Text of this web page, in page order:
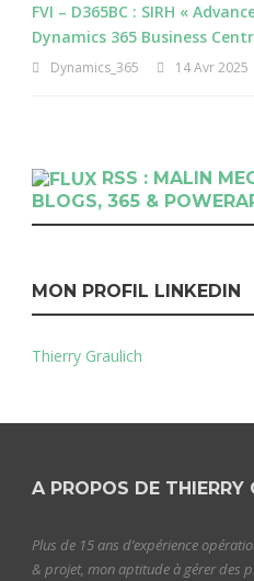
FVI – D365BC : SIRH «
Dynamics 365 Business
Dynamics_365 14 Avr 2025
RSS : MALIN
BLOGS, 365 &
MON PROFIL LINKEDIN
Thierry Graulich
A PROPOS DE THIERRY
Plus de 15 ans d’expérience
& projet, mon aptitude à gérer des